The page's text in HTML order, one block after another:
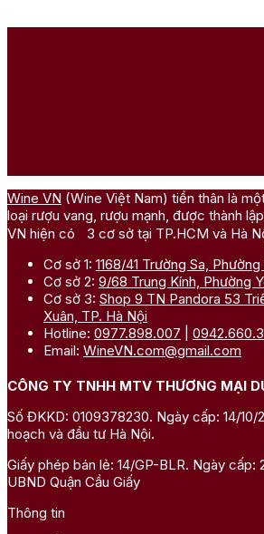
Wine VN (Wine Việt Nam) tiền thân là
loại rượu vang, rượu mạnh, được thành
VN hiện có 3 cơ sở tại TP.HCM và Hà
Cơ sở 1: 1168/41 Trường Sa,
Cơ sở 2: 9/68 Trung Kính, Phường
Cơ sở 3: Shop 9 TN Pandora 53
Xuân, TP. Hà Nội
Hotline: 0977.898.007
Email: WineVN.com@gmail.com
CÔNG TY TNHH MTV THƯƠNG MẠI
Số ĐKKD: 0109378230. Ngày cấp: 14/10/
hoạch và đầu tư Hà Nội.
Giấy phép bán lẻ: 14/GP-BLR. Ngày cấp:
UBND Quận Cầu Giấy
Thông tin